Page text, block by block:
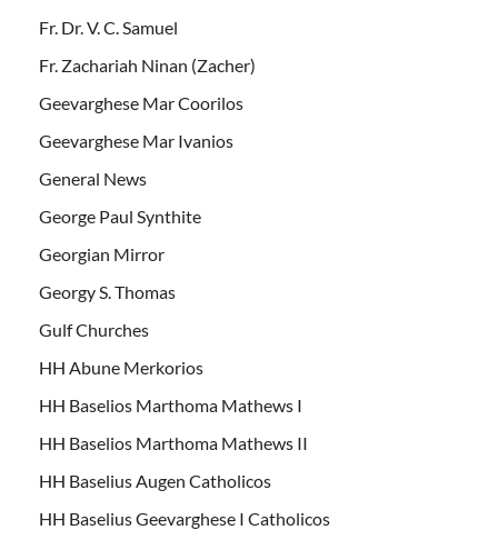
Fr. Dr. V. C. Samuel
Fr. Zachariah Ninan (Zacher)
Geevarghese Mar Coorilos
Geevarghese Mar Ivanios
General News
George Paul Synthite
Georgian Mirror
Georgy S. Thomas
Gulf Churches
HH Abune Merkorios
HH Baselios Marthoma Mathews I
HH Baselios Marthoma Mathews II
HH Baselius Augen Catholicos
HH Baselius Geevarghese I Catholicos